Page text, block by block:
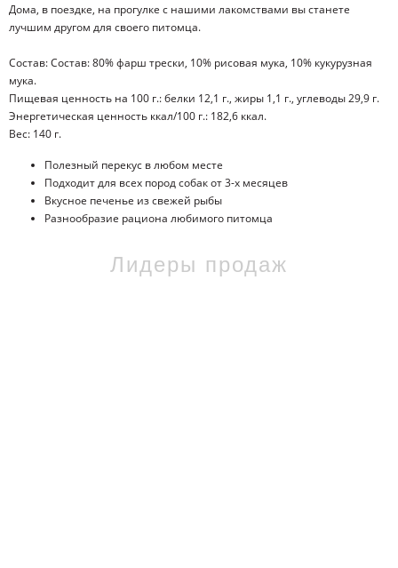
Дома, в поездке, на прогулке c нашими лакомствами вы станете
лучшим другом для своего питомца.
Состав: Состав: 80% фарш трески, 10% рисовая мука, 10% кукурузная
мука.
Пищевая ценность на 100 г.: белки 12,1 г., жиры 1,1 г., углеводы 29,9 г.
Энергетическая ценность ккал/100 г.: 182,6 ккал.
Вес: 140 г.
Полезный перекус в любом месте
Подходит для всех пород собак от 3-х месяцев
Вкусное печенье из свежей рыбы
Разнообразие рациона любимого питомца
Лидеры продаж